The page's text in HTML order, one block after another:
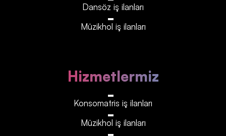
Dansöz iş ilanları
Müzikhol iş ilanları
Hizmetlermiz
Konsomatris iş ilanları
Müzikhol iş ilanları